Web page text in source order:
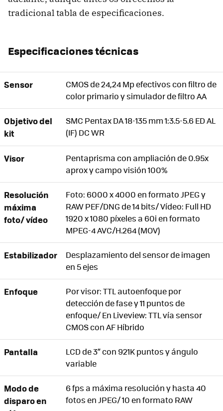
tradicional tabla de especificaciones.
Especificaciones técnicas
Sensor
CMOS de 24,24 Mp efectivos con filtro de
color primario y simulador de filtro AA
Objetivo del
kit
SMC Pentax DA 18-135 mm 1:3.5-5.6 ED AL
(IF) DC WR
Visor
Pentaprisma con ampliación de 0.95x
aprox y campo visión 100%
Resolución
máxima
foto/ vídeo
Foto: 6000 x 4000 en formato JPEG y
RAW PEF/DNG de 14 bits/ Vídeo: Full HD
1920 x 1080 píxeles a 60i en formato
MPEG-4 AVC/H.264 (MOV)
Estabilizador
Desplazamiento del sensor de imagen
en 5 ejes
Enfoque
Por visor: TTL autoenfoque por
detección de fase y 11 puntos de
enfoque/ En Liveview: TTL vía sensor
CMOS con AF Híbrido
Pantalla
LCD de 3” con 921K puntos y ángulo
variable
Modo de
disparo en
6 fps a máxima resolución y hasta 40
fotos en JPEG/ 10 en formato RAW